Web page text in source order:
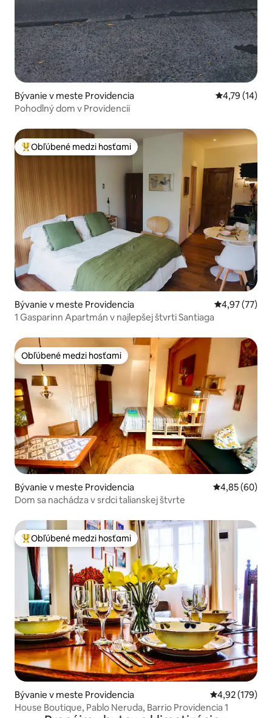
Bývanie v meste Providencia Priemerné
4,79 (14)
Pohodlný dom v Providencii
Najobľúbenejšie medzi hosťami
Obľúbené medzi hosťami
Bývanie v meste Providencia Priemerné
4,97 (77)
1 Gasparinn Apartmán v najlepšej štvrti Santiaga
Obľúbené medzi hosťami
Obľúbené medzi hosťami
Bývanie v meste Providencia Priemerné
4,85 (60)
Dom sa nachádza v srdci talianskej štvrte
Najobľúbenejšie medzi hosťami
Obľúbené medzi hosťami
Bývanie v meste Providencia Priemerné
4,92 (179)
House Boutique, Pablo Neruda, Barrio Providencia 1